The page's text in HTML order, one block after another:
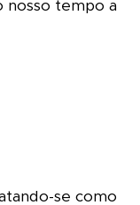
nosso tempo a
se como